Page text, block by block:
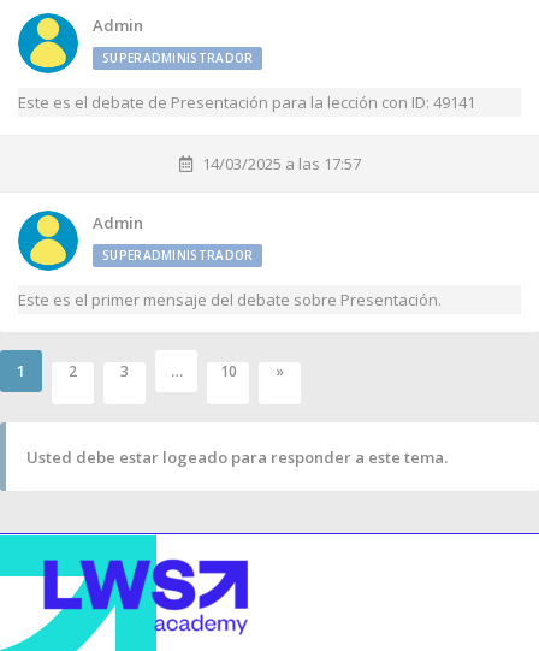
Admin
SUPERADMINISTRADOR
Este es el debate de Presentación para la lección con ID: 49141
14/03/2025 a las 17:57
Admin
SUPERADMINISTRADOR
Este es el primer mensaje del debate sobre Presentación.
1 2 3 … 10 »
Usted debe estar logeado para responder a este tema.